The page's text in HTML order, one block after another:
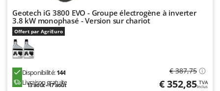
Zodiac
Zomax
Geotech iG 3800 EVO - Groupe électrogène à inverter
3.8 kW monophasé - Version sur chariot
Offert par AgriEuro
Disponibilité:144
Livraison gratuite
13 août - 17 août
€ 387,75
€ 352,85 TVA
Inclus